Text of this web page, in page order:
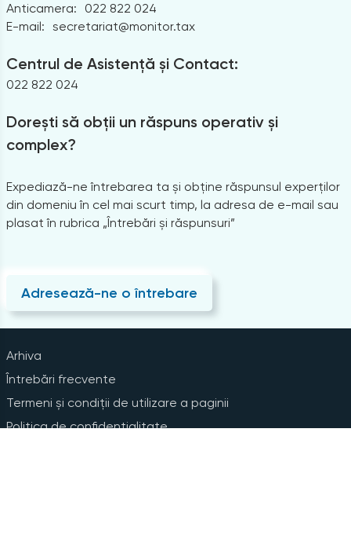
Anticamera:
022 822 024
E-mail: secretariat@monitor.tax
Centrul de Asistență și Contact:
022 822 024
Dorești să obții un răspuns operativ și
complex?
Expediază-ne întrebarea ta și obține răspunsul experților
din domeniu în cel mai scurt timp, la adresa de e-mail sau
plasat în rubrica „Întrebări și răspunsuri”
Adresează-ne o întrebare
Arhiva
Întrebări frecvente
Termeni și condiții de utilizare a paginii
Politica de confidențialitate